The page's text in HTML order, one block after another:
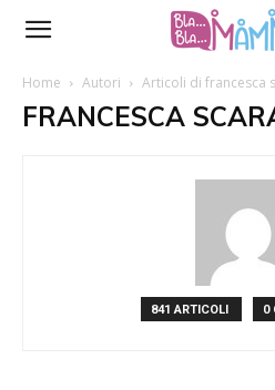
Home Autori Articoli di francesca
FRANCESCA
841 ARTICOLI 0